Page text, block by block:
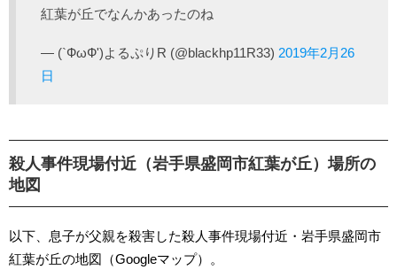
紅葉が丘でなんかあったのね
— (`ФωФ')よるぷりR (@blackhp11R33) 2019年2月26
日
殺人事件現場付近（岩手県盛岡市紅葉が丘）場所の
地図
以下、息子が父親を殺害した殺人事件現場付近・岩手県盛岡市
紅葉が丘の地図（Googleマップ）。